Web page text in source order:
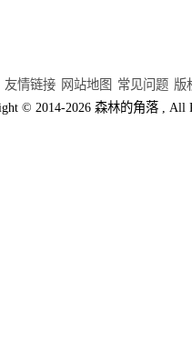
友情链接 网站地图 常见问题 版
© 2014-2026 森林的角落 , All